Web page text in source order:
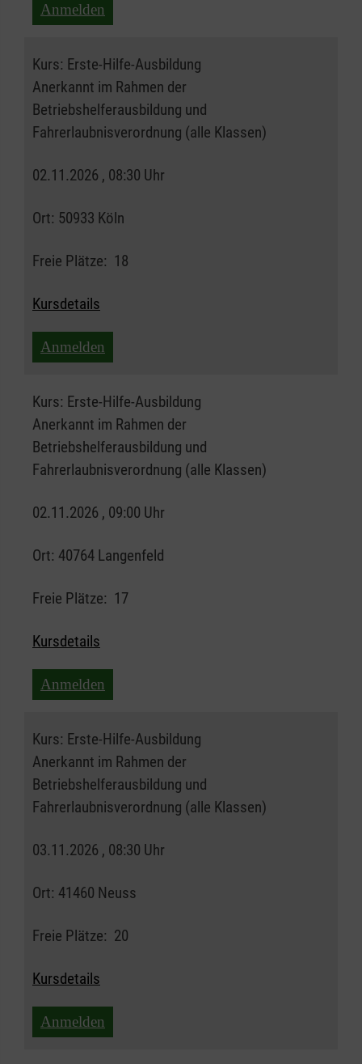
Anmelden
Kurs: Erste-Hilfe-Ausbildung
Anerkannt im Rahmen der
Betriebshelferausbildung und
Fahrerlaubnisverordnung (alle Klassen)
02.11.2026 , 08:30 Uhr
Ort: 50933 Köln
Freie Plätze: 18
Kursdetails
Anmelden
Kurs: Erste-Hilfe-Ausbildung
Anerkannt im Rahmen der
Betriebshelferausbildung und
Fahrerlaubnisverordnung (alle Klassen)
02.11.2026 , 09:00 Uhr
Ort: 40764 Langenfeld
Freie Plätze: 17
Kursdetails
Anmelden
Kurs: Erste-Hilfe-Ausbildung
Anerkannt im Rahmen der
Betriebshelferausbildung und
Fahrerlaubnisverordnung (alle Klassen)
03.11.2026 , 08:30 Uhr
Ort: 41460 Neuss
Freie Plätze: 20
Kursdetails
Anmelden